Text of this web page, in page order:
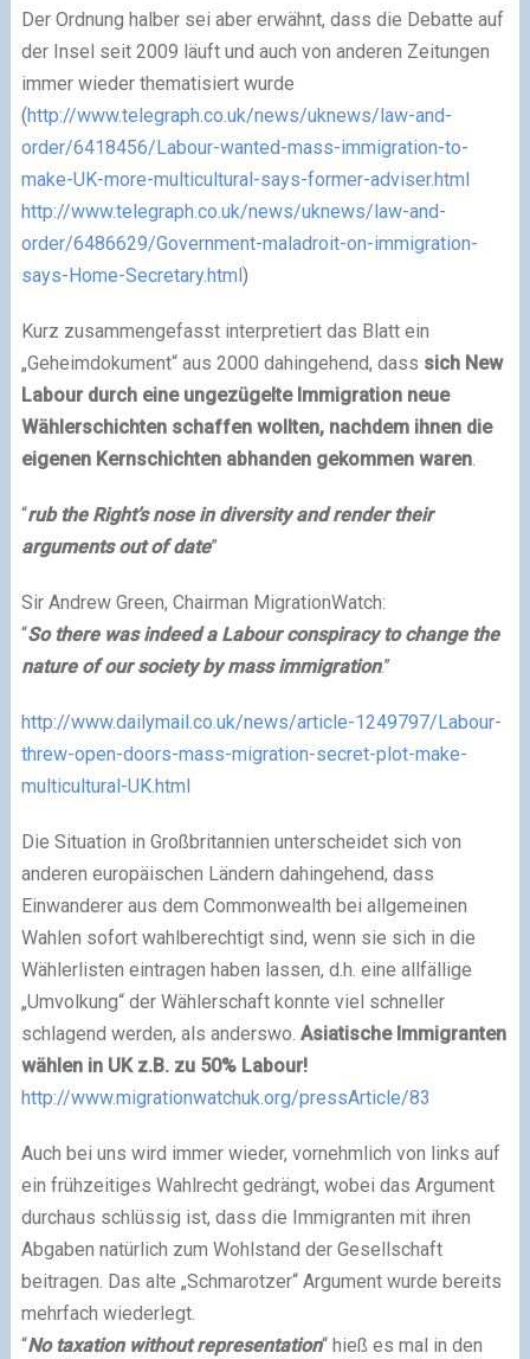
Der Ordnung halber sei aber erwähnt, dass die Debatte auf
der Insel seit 2009 läuft und auch von anderen Zeitungen
immer wieder thematisiert wurde
(http://www.telegraph.co.uk/news/uknews/law-and-
order/6418456/Labour-wanted-mass-immigration-to-
make-UK-more-multicultural-says-former-adviser.html
http://www.telegraph.co.uk/news/uknews/law-and-
order/6486629/Government-maladroit-on-immigration-
says-Home-Secretary.html)
Kurz zusammengefasst interpretiert das Blatt ein
„Geheimdokument“ aus 2000 dahingehend, dass sich New
Labour durch eine ungezügelte Immigration neue
Wählerschichten schaffen wollten, nachdem ihnen die
eigenen Kernschichten abhanden gekommen waren.
“rub the Right’s nose in diversity and render their
arguments out of date”
Sir Andrew Green, Chairman MigrationWatch:
“So there was indeed a Labour conspiracy to change the
nature of our society by mass immigration.”
http://www.dailymail.co.uk/news/article-1249797/Labour-
threw-open-doors-mass-migration-secret-plot-make-
multicultural-UK.html
Die Situation in Großbritannien unterscheidet sich von
anderen europäischen Ländern dahingehend, dass
Einwanderer aus dem Commonwealth bei allgemeinen
Wahlen sofort wahlberechtigt sind, wenn sie sich in die
Wählerlisten eintragen haben lassen, d.h. eine allfällige
„Umvolkung“ der Wählerschaft konnte viel schneller
schlagend werden, als anderswo. Asiatische Immigranten
wählen in UK z.B. zu 50% Labour!
http://www.migrationwatchuk.org/pressArticle/83
Auch bei uns wird immer wieder, vornehmlich von links auf
ein frühzeitiges Wahlrecht gedrängt, wobei das Argument
durchaus schlüssig ist, dass die Immigranten mit ihren
Abgaben natürlich zum Wohlstand der Gesellschaft
beitragen. Das alte „Schmarotzer“ Argument wurde bereits
mehrfach wiederlegt.
“No taxation without representation“ hieß es mal in den